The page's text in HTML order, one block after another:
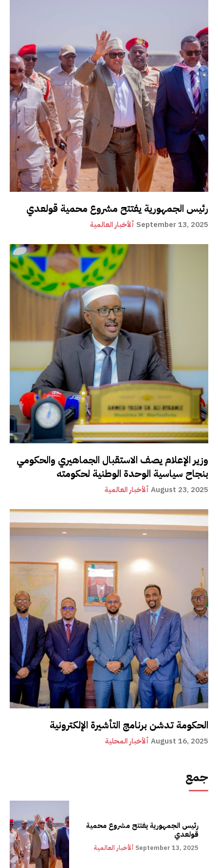
رئيس الجمهورية يفتتح مشروع محمية قولعدي
ألأخبار العالمية September 13, 2025
وزير الإعلام يصف الاستقبال الجماهيري والحكومي
بنجاح سياسية الوحدة الوطنية لحكومته
ألأخبار العالمية August 23, 2025
الحكومة تدشن برنامج التأشيرة الإلكترونية
ألأخبار المحلية August 16, 2025
جمع
رئيس الجمهورية يفتتح مشروع محمية
قولعدي
ألأخبار العالمية September 13, 2025